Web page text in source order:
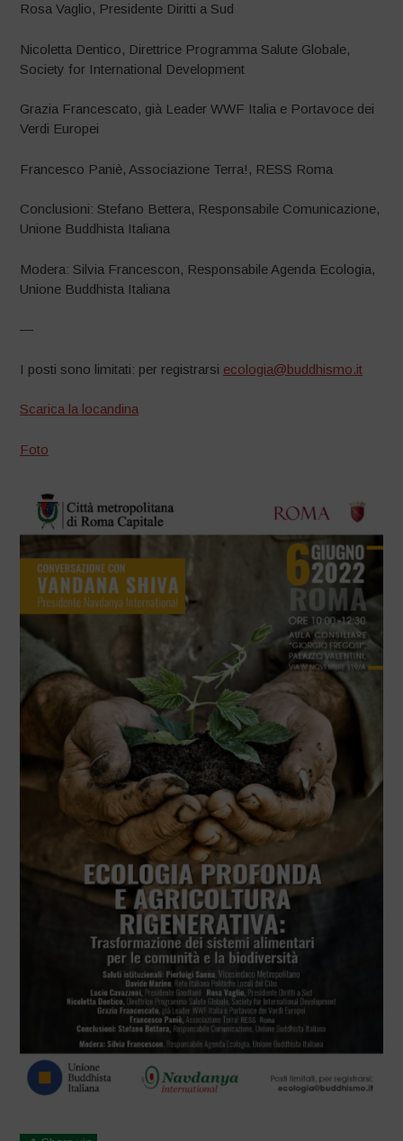
Rosa Vaglio, Presidente Diritti a Sud
Nicoletta Dentico, Direttrice Programma Salute Globale,
Society for International Development
Grazia Francescato, già Leader WWF Italia e Portavoce dei
Verdi Europei
Francesco Paniè, Associazione Terra!, RESS Roma
Conclusioni: Stefano Bettera, Responsabile Comunicazione,
Unione Buddhista Italiana
Modera: Silvia Francescon, Responsabile Agenda Ecologia,
Unione Buddhista Italiana
—
I posti sono limitati: per registrarsi ecologia@buddhismo.it
Scarica la locandina
Foto